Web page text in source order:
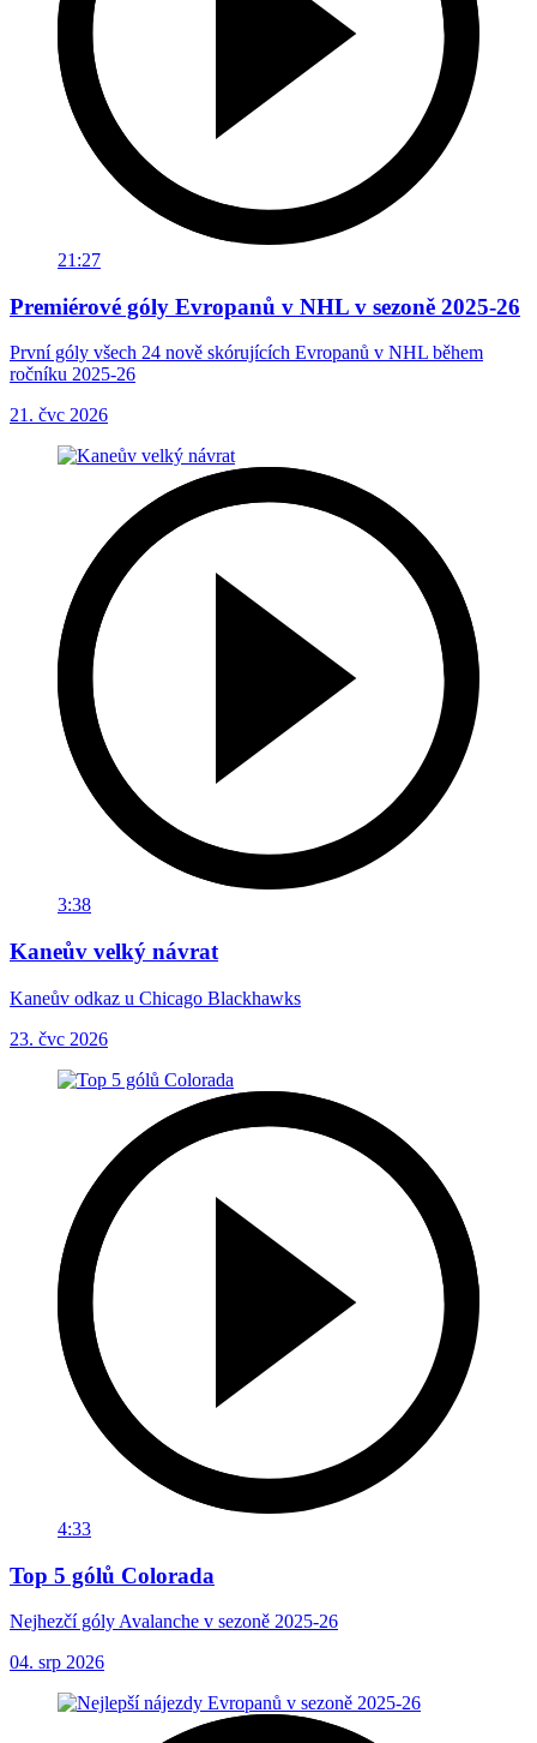
21:27
Premiérové góly Evropanů v NHL v sezoně 2025-26
První góly všech 24 nově skórujících Evropanů v NHL během
ročníku 2025-26
21. čvc 2026
3:38
Kaneův velký návrat
Kaneův odkaz u Chicago Blackhawks
23. čvc 2026
4:33
Top 5 gólů Colorada
Nejhezčí góly Avalanche v sezoně 2025-26
04. srp 2026